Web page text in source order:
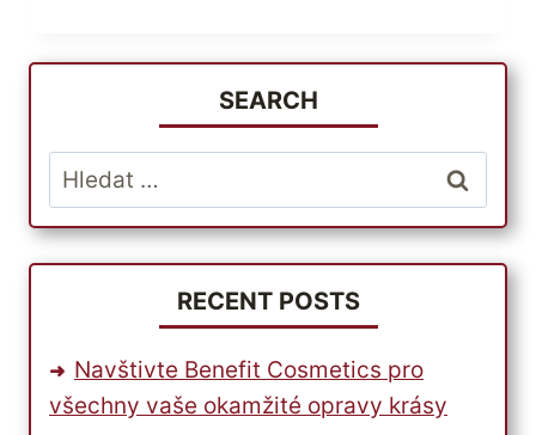
MEZINÁRODNÍ
SPEDIČNÍ
SPOLEČNOST
VYHOVUJE
POŽADAVKŮM?
SEARCH
Vyhledávání
RECENT POSTS
Navštivte Benefit Cosmetics pro
všechny vaše okamžité opravy krásy